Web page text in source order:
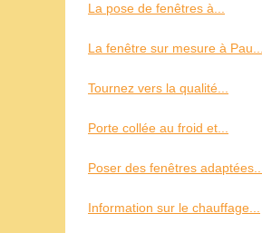
La pose de fenêtres à...
La fenêtre sur mesure à Pau...
Tournez vers la qualité...
Porte collée au froid et...
Poser des fenêtres adaptées...
Information sur le chauffage...